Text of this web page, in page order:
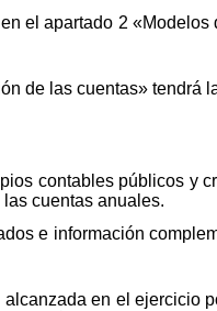
el apartado 2
de las cuentas» tendrá
contables públicos y
cuentas anuales.
e información
en el ejercicio